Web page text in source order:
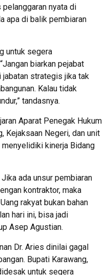
nyata di
apa di balik pembiaran
untuk segera
biarkan pejabat
strategis jika tak
Kalau tidak
tandasnya.
Aparat Penegak Hukum
Kejaksaan Negeri, dan unit
kinerja Bidang
ada unsur pembiaran
kontraktor, maka
rakyat bukan bahan
hari ini, bisa jadi
Asep Agustian.
Dr. Aries dinilai gagal
Bupati Karawang,
untuk segera